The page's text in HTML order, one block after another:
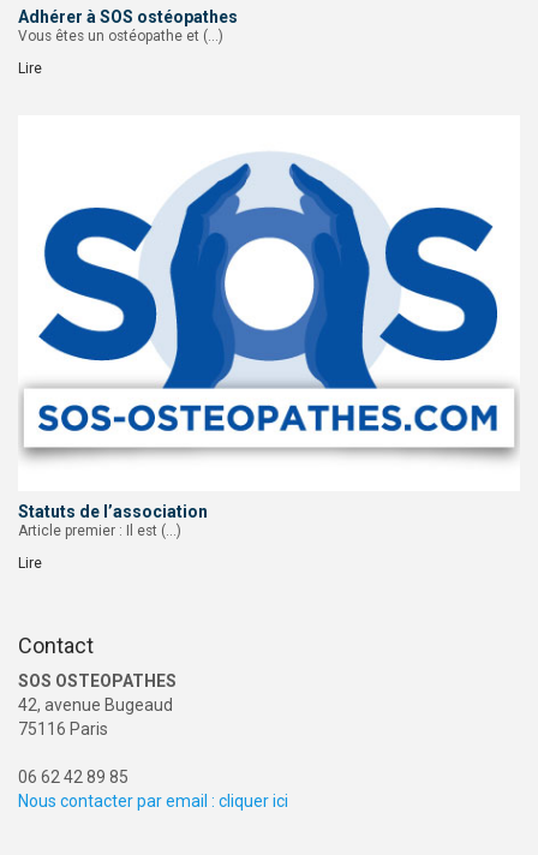
Adhérer à SOS ostéopathes
Vous êtes un ostéopathe et (…)
Lire
Statuts de l’association
Article premier : Il est (…)
Lire
Contact
SOS OSTEOPATHES
42, avenue Bugeaud
75116 Paris
06 62 42 89 85
Nous contacter par email : cliquer ici